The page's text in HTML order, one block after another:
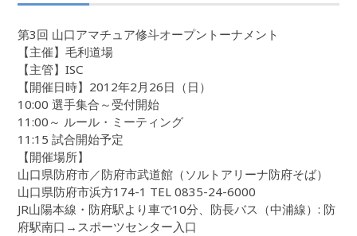
第3回 山口アマチュア修斗オープントーナメント
【主催】毛利道場
【主管】ISC
【開催日時】2012年2月26日（日）
10:00 選手集合～受付開始
11:00～ ルール・ミーティング
11:15 試合開始予定
【開催場所】
山口県防府市／防府市武道館（ソルトアリーナ防府そば）
山口県防府市浜方174-1 TEL 0835-24-6000
JR山陽本線・防府駅より車で10分、防長バス（中浦線）: 防
府駅南口→スポーツセンター入口